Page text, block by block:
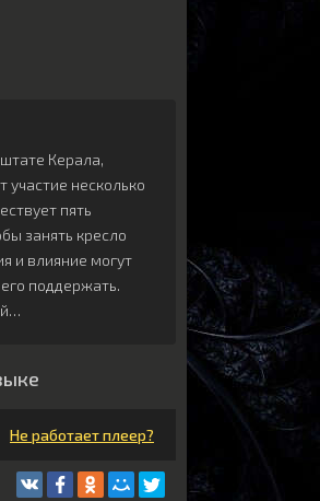
Керала,
участие несколько
пять
занять кресло
и влияние могут
поддержать.
Не работает плеер?